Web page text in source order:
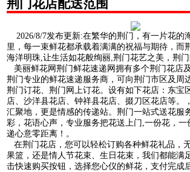
荆门花店配送范围
2026/8/7发布更新:在繁华的荆门，有一片花的
里，每一束鲜花都承载着满满的祝福与期待，而
海洋明珠,让生活如花般绚丽,荆门花艺之美，荆门
美丽鲜花网荆门鲜花速递网拥有多个荆门花店
荆门专业的鲜花速递服务商，可向荆门市区及周
荆门订花、荆门网上订花。设有如下花店：东宝
店、沙洋县花店、钟祥县花店、掇刀区花店等。
汇聚地，更是情感的传递站。荆门一站式送花服
彩，花语心声，专业服务把花送上门,一份花，
递心意零距离！。
在荆门花店，您可以轻松订购各种鲜花礼品，
果篮，还是情人节花束、生日花束，我们都能满
击快速购买按钮，选择您心仪的鲜花，支付完成